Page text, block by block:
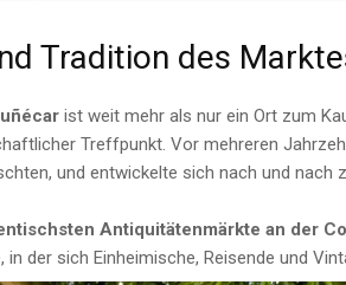
Tradition des
ist weit mehr als nur ein Ort zum
Treffpunkt. Vor mehreren
und entwickelte sich nach und nach
Antiquitätenmärkte an der
der sich Einheimische, Reisende und